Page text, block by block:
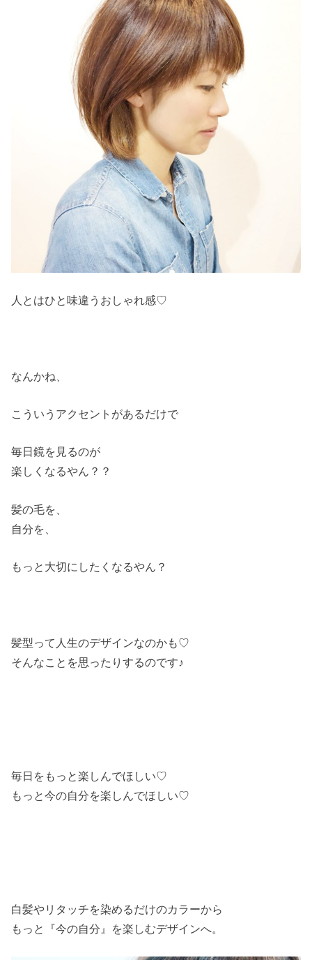
人とはひと味違うおしゃれ感♡
なんかね、
こういうアクセントがあるだけで
毎日鏡を見るのが
楽しくなるやん？？
髪の毛を、
自分を、
もっと大切にしたくなるやん？
髪型って人生のデザインなのかも♡
そんなことを思ったりするのです♪
毎日をもっと楽しんでほしい♡
もっと今の自分を楽しんでほしい♡
白髪やリタッチを染めるだけのカラーから
もっと『今の自分』を楽しむデザインへ。